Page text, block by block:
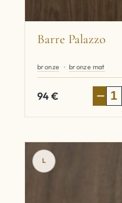
Barre Palazzo
bronze bronze mat
94€ −
L